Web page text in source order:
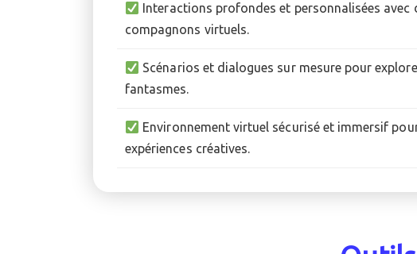
Interactions profondes et personnalisées avec
compagnons virtuels.
Scénarios et dialogues sur mesure pour
fantasmes.
Environnement virtuel sécurisé et immersif
expériences créatives.